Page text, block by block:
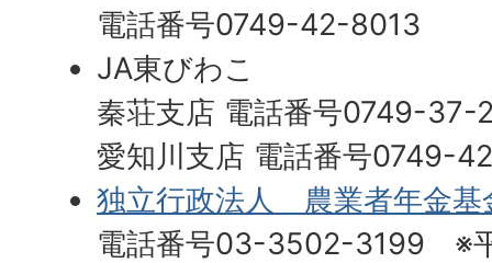
電話番号0749-42-8013
JA東びわこ
秦荘支店 電話番号0749-37-
愛知川支店 電話番号0749-
独立行政法人 農業者年金基
電話番号03-3502-3199 ※